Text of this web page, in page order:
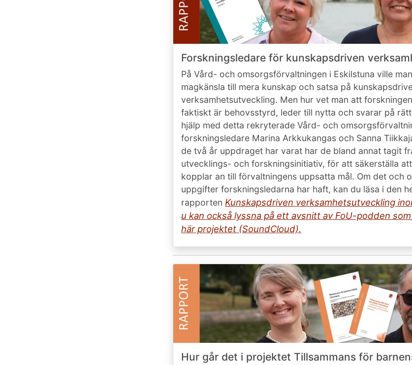
Forskningsledare för kunskapsdriven
På Vård- och omsorgsförvaltningen i Eskilstuna ville
magkänsla till mera kunskap och satsa på
verksamhetsutveckling. Men hur vet man att
faktiskt är behovsstyrd, leder till nytta och svarar på
hjälp med detta rekryterade Vård- och
forskningsledare Marina Arkkukangas och Sanna
de två år uppdraget har varat har de bland annat tagit
utvecklings- och forskningsinitiativ, för att säkerställa
kopplar an till förvaltningens uppsatta mål. Om det och
uppgifter forskningsledarna har haft, kan du läsa i den
rapporten Kunskapsdriven verksamhetsutveckling
u kan också lyssna på ett avsnitt av FoU-podden
här projektet (SoundCloud).
Hur går det i projektet Tillsammans för